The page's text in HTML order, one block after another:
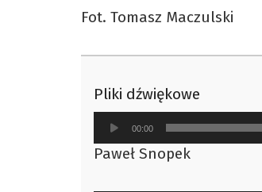
Fot. Tomasz Maczulski
Pliki dźwiękowe
Odtwarzacz
plików
dźwiękowych
00:00
Paweł Snopek